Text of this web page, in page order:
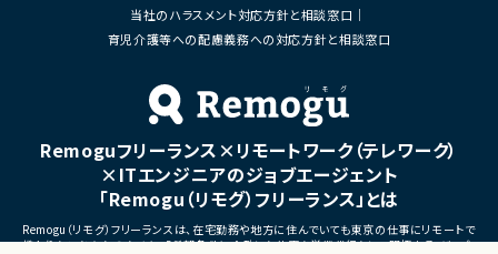
■募集背景
・既存サービス拡大および新
■担当工程
・要件定義
・仕様設計
・プロダクト企画
・開発推進
・運用改善
・フルリモート勤務可能
当社のハラスメント対応方針と相談窓口
育児介護等への配慮義務への対応方針と相談窓口
Remoguフリーランス×リモートワーク（テレワーク）
×ITエンジニアのジョブエージェント
「Remogu（リモグ）フリーランス」とは
Remogu（リモグ）フリーランスは、在宅勤務や地方に住んでいても東京の仕事にリモートで
携わりたいあなたのために、「希望条件に合致した仕事を営業代行として開拓する」ジョブ